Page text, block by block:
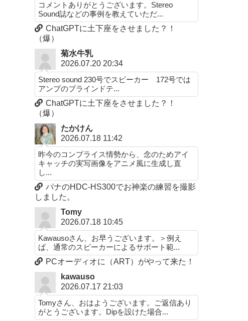
コメントありがとうございます。Stereo
Sound誌などの事例を教えていただ...
ChatGPTに土下座をさせました？！
（爆）
菊水牛乳
2026.07.20 20:34
Stereo sound 230号でスピーカー 172号では
アンプのブラインドテ...
ChatGPTに土下座をさせました？！
（爆）
たかけん
2026.07.18 11:42
昨今のコンプライス情勢から、念のためアイ
キャッチの実写画像をアニメ風に生成し直
し...
パナのHDC-HS300でお神楽の練習を撮影
しました。
Tomy
2026.07.18 10:45
Kawausoさん、お早うございます。＞例え
ば、通常のスピーカーによるサポート範...
PCオーディオに（ART）がやって来た！
kawauso
2026.07.17 21:03
Tomyさん、おはようございます。ご返信あり
がとうございます。Dipを設けた場合...